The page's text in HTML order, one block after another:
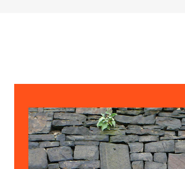
IT og digitale tjenester
Sibelius – Notation Software
Rom, bygg, saler og studio